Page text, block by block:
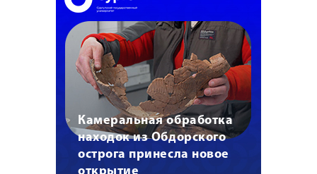
Камеральная обработка
находок из Обдорского
острога принесла новое